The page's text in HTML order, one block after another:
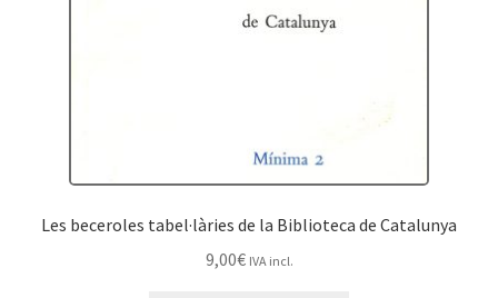
Les beceroles tabel·làries de la Biblioteca de Catalunya
9,00€ IVA incl.